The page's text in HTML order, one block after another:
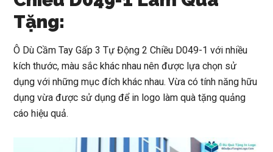
Tặng:
Ô Dù Cầm Tay Gấp 3 Tự Động 2 Chiều D049-1 với nhiều
kích thước, màu sắc khác nhau nên được lựa chọn sử
dụng với những mục đích khác nhau. Vừa có tính năng hữu
dụng vừa được sử dụng để in logo làm quà tặng quảng
cáo hiệu quả.